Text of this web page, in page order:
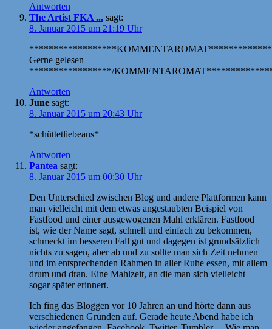
Antworten
The Artist FKA ... sagt:
8. Januar 2015 um 21:19 Uhr
Gerne gelesen
*****************/
Antworten
June sagt:
8. Januar 2015 um 20:43 Uhr
*schüttetliebeaus*
Antworten
Pantea sagt:
8. Januar 2015 um 00:30 Uhr
Den Unterschied zwischen Blog und andere Plattformen kann
man vielleicht mit dem etwas angestaubten Beispiel von
Fastfood und einer ausgewogenen Mahl erklären. Fastfood
ist, wie der Name sagt, schnell und einfach zu bekommen,
schmeckt im besseren Fall gut und dagegen ist grundsätzlich
nichts zu sagen, aber ab und zu sollte man sich Zeit nehmen
und im entsprechenden Rahmen in aller Ruhe essen, mit allem
drum und dran. Eine Mahlzeit, an die man sich vielleicht
sogar später erinnert.
Ich fing das Bloggen vor 10 Jahren an und hörte dann aus
verschiedenen Gründen auf. Gerade heute Abend habe ich